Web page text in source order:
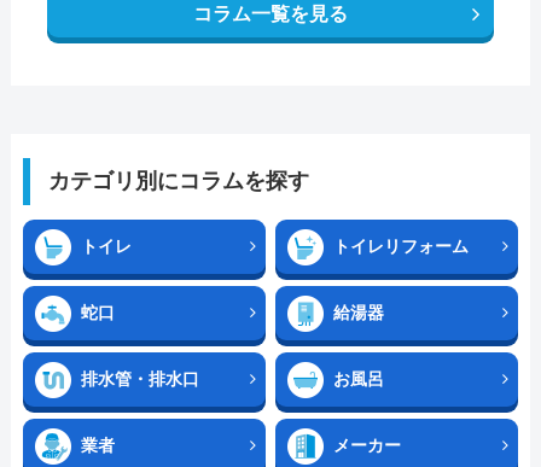
コラム一覧を見る
カテゴリ別にコラムを探す
トイレ トイレリフォーム
蛇口 給湯器
排水管・排水口 お風呂
業者 メーカー